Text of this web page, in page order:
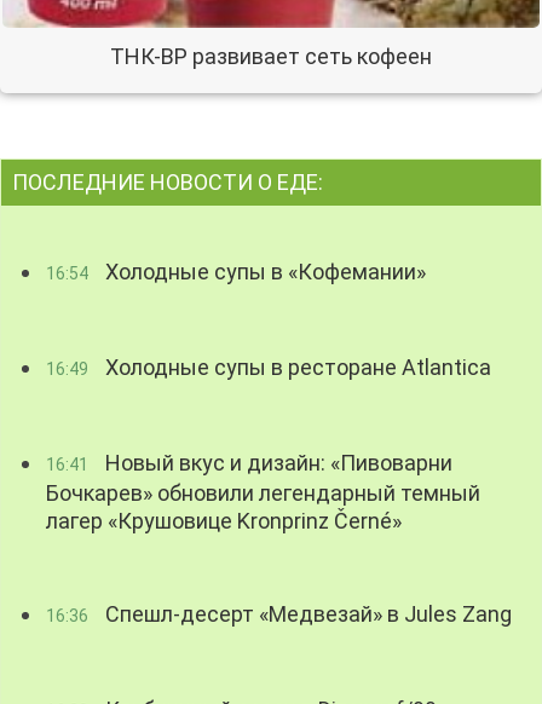
ТНК-ВР развивает сеть кофеен
ПОСЛЕДНИЕ НОВОСТИ О ЕДЕ:
16:54 Холодные супы в «Кофемании»
16:49 Холодные супы в ресторане Atlantica
16:41
Новый вкус и дизайн: «Пивоварни
Бочкарев» обновили легендарный темный
лагер «Крушовице Kronprinz Černé»
16:36 Спешл-десерт «Медвезай» в Jules Zang